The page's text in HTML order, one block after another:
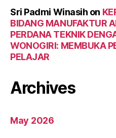
Sri Padmi Winasih on
BIDANG MANUFAKTUR
PERDANA TEKNIK
WONOGIRI: MEMBUKA
PELAJAR
Archives
May 2026